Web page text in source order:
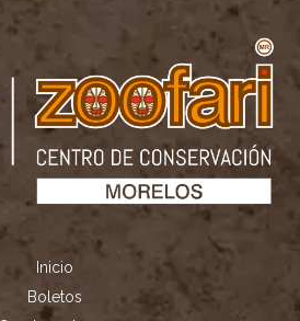
Inicio
Boletos